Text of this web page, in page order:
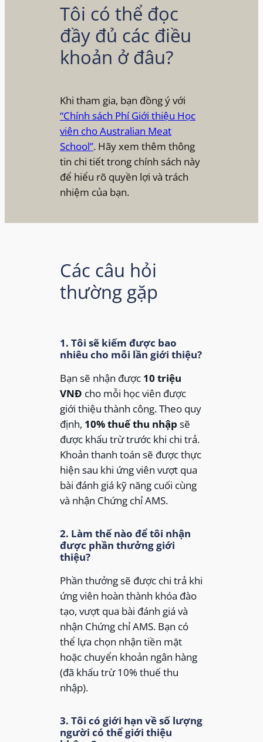
Tôi có thể đọc
đầy đủ các điều
khoản ở đâu?
Khi tham gia, bạn đồng ý với
“Chính sách Phí Giới thiệu Học
viên cho Australian Meat
School”. Hãy xem thêm thông
tin chi tiết trong chính sách này
để hiểu rõ quyền lợi và trách
nhiệm của bạn.
Các câu hỏi
thường gặp
1. Tôi sẽ kiếm được bao
nhiêu cho mỗi lần giới thiệu?
Bạn sẽ nhận được 10 triệu
VNĐ cho mỗi học viên được
giới thiệu thành công. Theo quy
định, 10% thuế thu nhập sẽ
được khấu trừ trước khi chi trả.
Khoản thanh toán sẽ được thực
hiện sau khi ứng viên vượt qua
bài đánh giá kỹ năng cuối cùng
và nhận Chứng chỉ AMS.
2. Làm thế nào để tôi nhận
được phần thưởng giới
thiệu?
Phần thưởng sẽ được chi trả khi
ứng viên hoàn thành khóa đào
tạo, vượt qua bài đánh giá và
nhận Chứng chỉ AMS. Bạn có
thể lựa chọn nhận tiền mặt
hoặc chuyển khoản ngân hàng
(đã khấu trừ 10% thuế thu
nhập).
3. Tôi có giới hạn về số lượng
người có thể giới thiệu